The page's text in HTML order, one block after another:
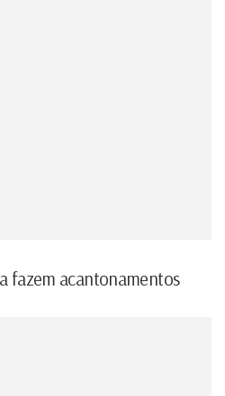
fazem acantonamentos